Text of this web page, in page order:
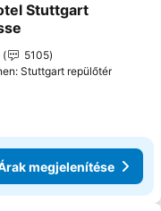
a kedvencekhez
Stuttgart
5105
Stuttgart repülőtér
megjelenítése